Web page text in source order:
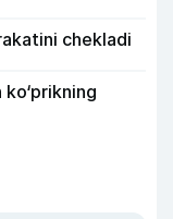
chekladi